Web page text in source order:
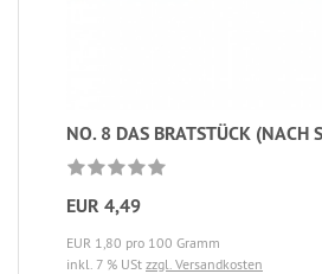
NO. 8 DAS BRATSTÜCK (NACH
EUR 4,49
EUR 1,80 pro 100 Gramm
inkl. 7 % USt zzgl. Versandkosten